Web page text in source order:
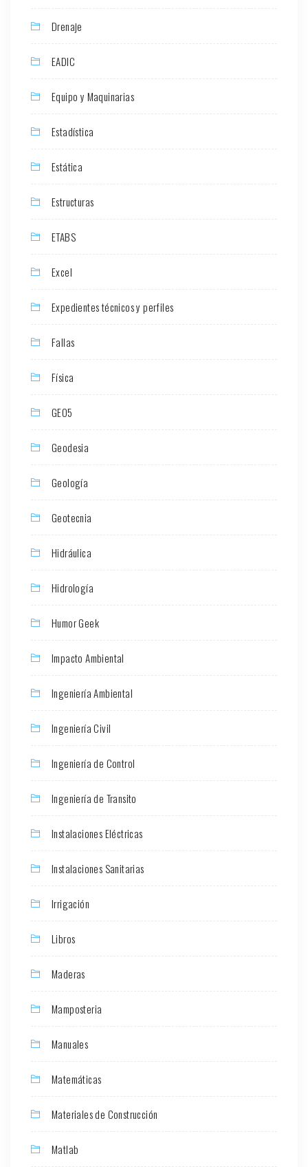
Drenaje
EADIC
Equipo y Maquinarias
Estadística
Estática
Estructuras
ETABS
Excel
Expedientes técnicos y perfiles
Fallas
Física
GEO5
Geodesia
Geología
Geotecnia
Hidráulica
Hidrología
Humor Geek
Impacto Ambiental
Ingeniería Ambiental
Ingeniería Civil
Ingeniería de Control
Ingeniería de Transito
Instalaciones Eléctricas
Instalaciones Sanitarias
Irrigación
Libros
Maderas
Mamposteria
Manuales
Matemáticas
Materiales de Construcción
Matlab